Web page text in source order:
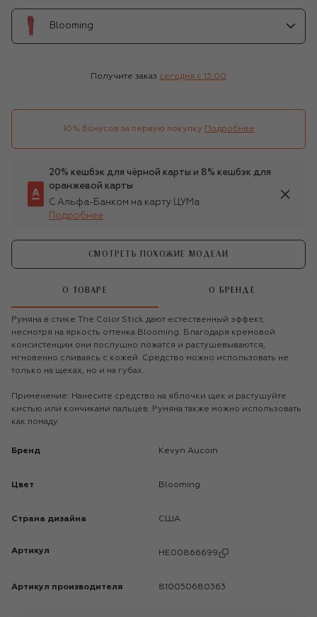
Blooming
Получите заказ сегодня c 13:00
10% бонусов за первую покупку Подробнее
20% кешбэк для чёрной карты и 8% кешбэк для
оранжевой карты
С Альфа-Банком на карту ЦУМа
Подробнее
СМОТРЕТЬ ПОХОЖИЕ МОДЕЛИ
О ТОВАРЕ О БРЕНДЕ
Румяна в стике The Color Stick дают естественный эффект,
несмотря на яркость оттенка Blooming. Благодаря кремовой
консистенции они послушно ложатся и растушевываются,
мгновенно сливаясь с кожей. Средство можно использовать не
только на щеках, но и на губах.
Применение: Нанесите средство на яблочки щек и растушуйте
кистью или кончиками пальцев. Румяна также можно использовать
как помаду.
Бренд Kevyn Aucoin
Цвет Blooming
Страна дизайна США
Артикул HE00866699
Артикул производителя 810050680363